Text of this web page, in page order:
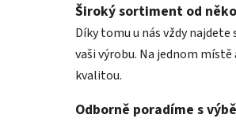
Široký sortiment od
Díky tomu u nás vždy najdete
vaši výrobu. Na jednom
kvalitou.
Odborně poradíme s